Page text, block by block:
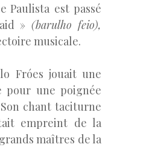
Paulista est passé
» (barulho feio),
musicale.
Fróes jouait une
pour une poignée
chant taciturne
empreint de la
maîtres de la